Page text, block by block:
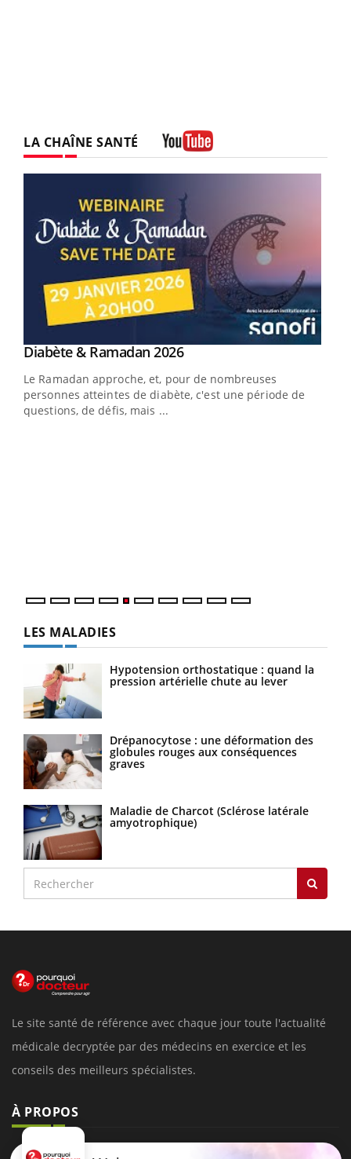
LA CHAÎNE SANTÉ
Youtube
Diabète & Ramadan 2026Youtube
Le Ramadan approche, et, pour de nombreuses
personnes atteintes de diabète, c'est une période de
questions, de défis, mais ...
LES MALADIES
Hypotension orthostatique : quand la
pression artérielle chute au lever
Drépanocytose : une déformation des
globules rouges aux conséquences
graves
Maladie de Charcot (Sclérose latérale
amyotrophique)
Le site santé de référence avec chaque jour toute l'actualité
médicale decryptée par des médecins en exercice et les
conseils des meilleurs spécialistes.
À PROPOS
Données personnelles et cookies